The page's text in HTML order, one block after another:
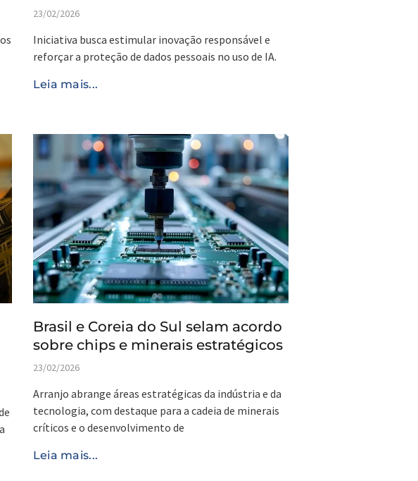
23/02/2026
Iniciativa busca estimular inovação responsável e
reforçar a proteção de dados pessoais no uso de IA.
Leia mais...
Brasil e Coreia do Sul selam acordo
sobre chips e minerais estratégicos
23/02/2026
Arranjo abrange áreas estratégicas da indústria e da
tecnologia, com destaque para a cadeia de minerais
críticos e o desenvolvimento de
Leia mais...